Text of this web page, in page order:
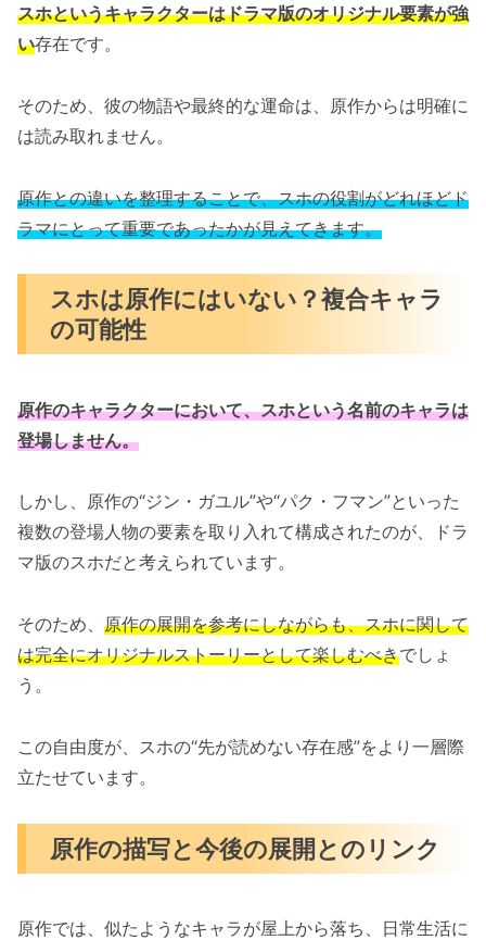
スホというキャラクターはドラマ版のオリジナル要素が強
い存在です。
そのため、彼の物語や最終的な運命は、原作からは明確に
は読み取れません。
原作との違いを整理することで、スホの役割がどれほどド
ラマにとって重要であったかが見えてきます。
スホは原作にはいない？複合キャラ
の可能性
原作のキャラクターにおいて、スホという名前のキャラは
登場しません。
しかし、原作の“ジン・ガユル”や“パク・フマン”といった
複数の登場人物の要素を取り入れて構成されたのが、ドラ
マ版のスホだと考えられています。
そのため、 原作の展開を参考にしながらも、スホに関して
は完全にオリジナルストーリーとして楽しむべきでしょ
う。
この自由度が、スホの“先が読めない存在感”をより一層際
立たせています。
原作の描写と今後の展開とのリンク
原作では、似たようなキャラが屋上から落ち、日常生活に